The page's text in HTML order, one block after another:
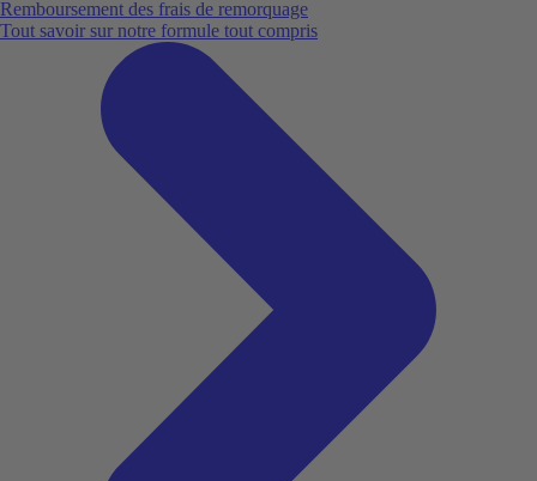
Remboursement des frais de remorquage
Tout savoir sur notre formule tout compris